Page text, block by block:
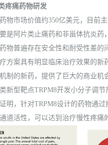
疼痛药物研发
市场价值约350亿美元，目前主
是阿片类止痛药和非甾体抗炎药
物普遍存在安全性和耐受性差的
方案具有明显临床治疗效果的新
制的新药，提供了巨大的商业机
新型靶点TRPM8开发小分子调节
明，针对TRPM8设计的药物通过
道活性，可以达到治疗慢性疼痛